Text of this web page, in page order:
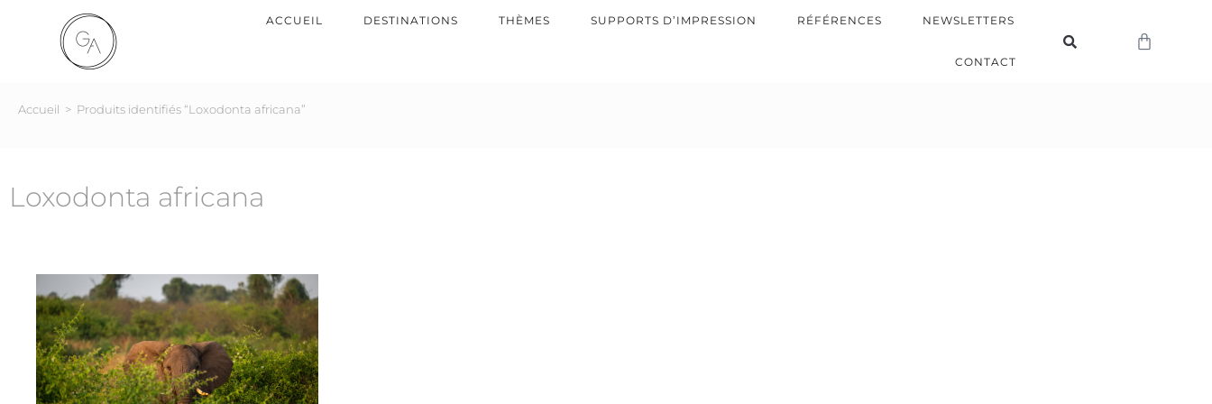
ACCUEIL DESTINATIONS THÈMES SUPPORTS D’IMPRESSION RÉFÉRENCES NEWSLETTERS
CONTACT
Accueil > Produits identifiés “Loxodonta africana”
Loxodonta africana